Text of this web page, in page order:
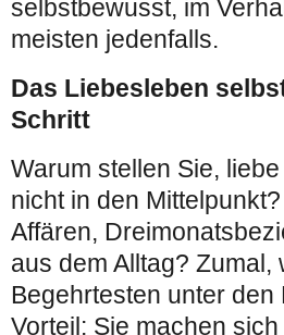
selbstbewusst, im
meisten jedenfalls.
Das Liebesleben
Schritt
Warum stellen Sie,
nicht in den
Affären,
aus dem Alltag?
Begehrtesten unter
Vorteil: Sie machen